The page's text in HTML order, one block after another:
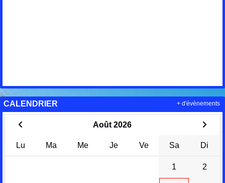
CALENDRIER
Août 2026
Lu Ma Me Je Ve Sa Di
1 2
+ d'évènements